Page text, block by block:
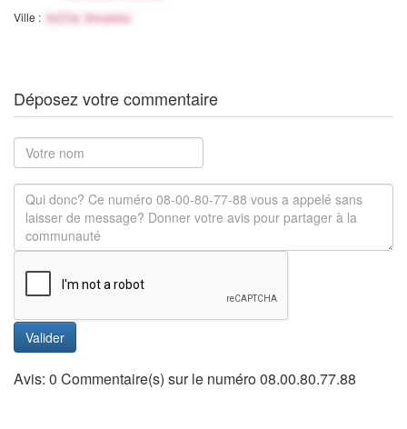
Ville : Ville Inconnu
Déposez votre commentaire
Valider
Avis: 0 Commentaire(s) sur le numéro 08.00.80.77.88